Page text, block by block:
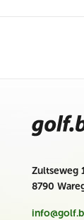
Zultseweg
8790